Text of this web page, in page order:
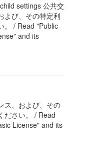
settings 公共交
よび、その特定利
。 / Read "Public
and its
ス、および、その
ださい。 / Read
License" and its